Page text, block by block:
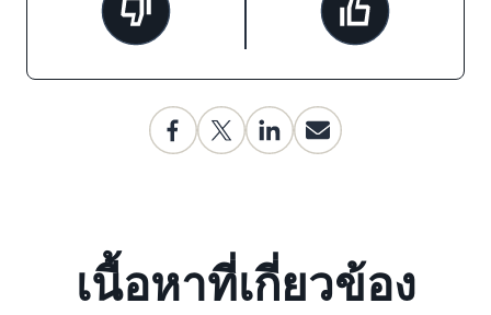
เนื้อหาที่เกี่ยวข้อง